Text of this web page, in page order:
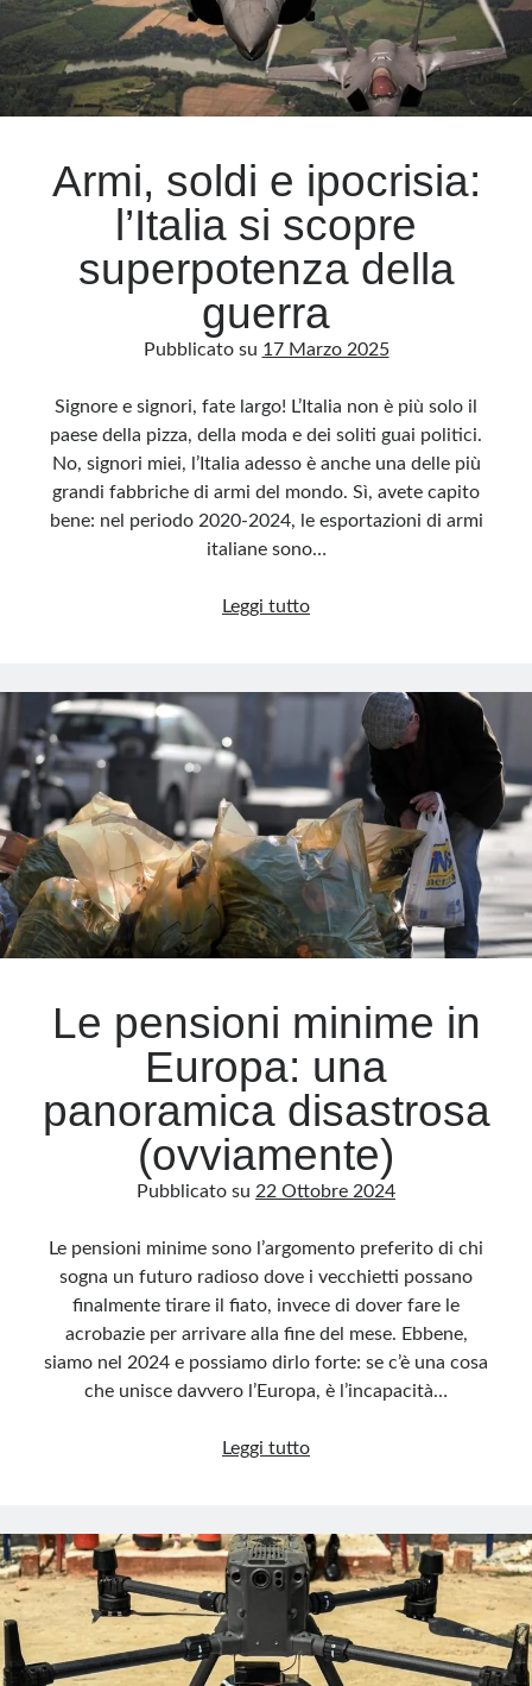
élite
europee
Armi, soldi e ipocrisia:
l’Italia si scopre
superpotenza della
guerra
Pubblicato su 17 Marzo 2025
Signore e signori, fate largo! L’Italia non è più solo il
paese della pizza, della moda e dei soliti guai politici.
No, signori miei, l’Italia adesso è anche una delle più
grandi fabbriche di armi del mondo. Sì, avete capito
bene: nel periodo 2020-2024, le esportazioni di armi
italiane sono…
Leggi tuttoArmi,
ipocrisia:
si
scopre
superpotenza
della
guerra
Le pensioni minime in
Europa: una
panoramica disastrosa
(ovviamente)
Pubblicato su 22 Ottobre 2024
Le pensioni minime sono l’argomento preferito di chi
sogna un futuro radioso dove i vecchietti possano
finalmente tirare il fiato, invece di dover fare le
acrobazie per arrivare alla fine del mese. Ebbene,
siamo nel 2024 e possiamo dirlo forte: se c’è una cosa
che unisce davvero l’Europa, è l’incapacità…
Leggi tuttoLe
in
Europa:
una
panoramica
disastrosa
(ovviamente)